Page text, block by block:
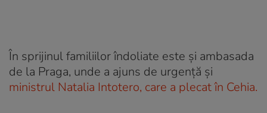
În sprijinul familiilor îndoliate este şi ambasada
de la Praga, unde a ajuns de urgenţă şi
ministrul Natalia Intotero, care a plecat în Cehia.